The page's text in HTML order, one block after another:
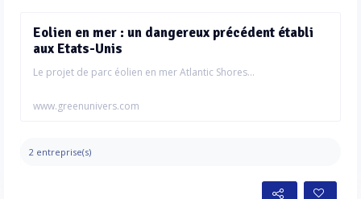
Eolien en mer : un dangereux précédent établi
aux Etats-Unis
Le projet de parc éolien en mer Atlantic Shores...
www.greenunivers.com
2 entreprise(s)